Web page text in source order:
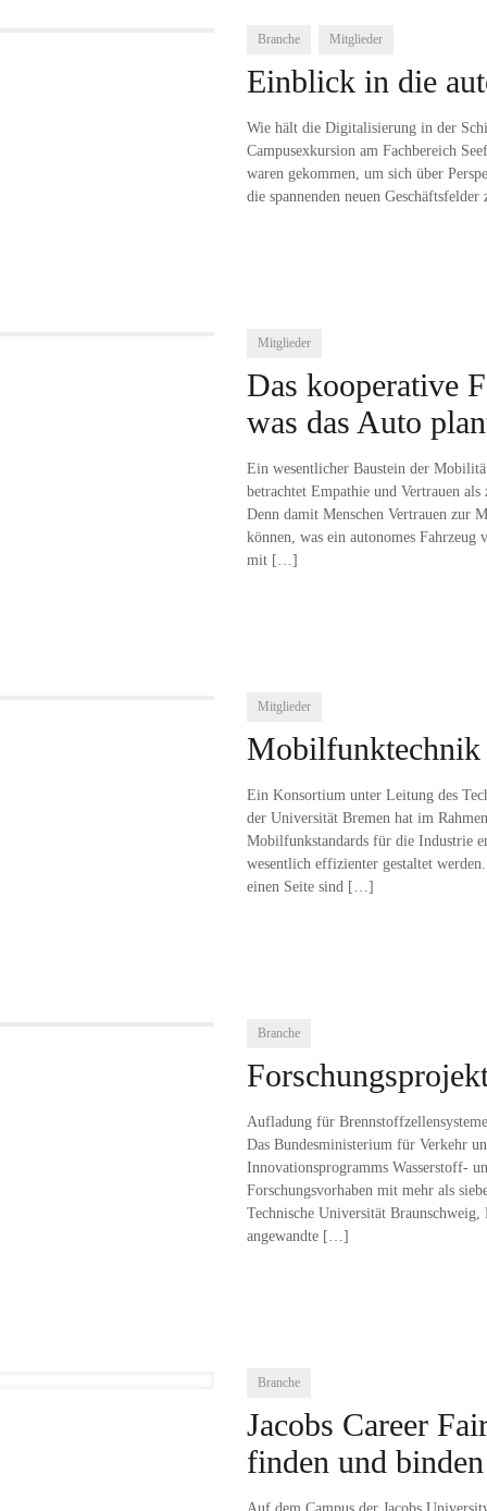
Branche Mitglieder
Einblick in die
Wie hält die Digitalisierung in der
Campusexkursion am Fachbereich
waren gekommen, um sich über
die spannenden neuen
Mitglieder
Das kooperative
was das Auto
Ein wesentlicher Baustein der
betrachtet Empathie und Vertrauen
Denn damit Menschen Vertrauen zur
können, was ein autonomes Fahrzeug
mit […]
Mitglieder
Ein Konsortium unter Leitung des
der Universität Bremen hat im
Mobilfunkstandards für die Industrie
wesentlich effizienter gestaltet
einen Seite sind […]
Branche
Aufladung für
Das Bundesministerium für Verkehr
Innovationsprogramms Wasserstoff-
Forschungsvorhaben mit mehr als
Technische Universität
angewandte […]
Branche
Jacobs Career
finden und binden